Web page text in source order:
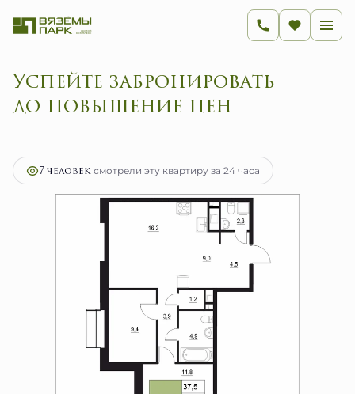
Успейте забронировать
до повышение цен
3-комнатная63.4 м2
7 человексмотрели эту квартиру за 24 часа